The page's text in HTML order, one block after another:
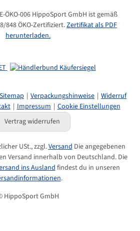
(4)
Ergänzungsfutter
GetreidefreiKräuter und
Pellet
Sportpferd Freizeitpferd
Supplemente
ÖKO-006 HippoSport GmbH ist gemäß
848 ÖKO-Zertifiziert.Zertifikat als PDF
herunterladen.
Sitemap Verpackungshinweise
Widerruf
Impressum
Cookie Einstellungen
Vertrag widerrufen
USt., zzgl.VersandDie angegebenen
Versand innerhalb von Deutschland. Die
ins Auslandfindest du in unseren
.
HippoSport GmbH